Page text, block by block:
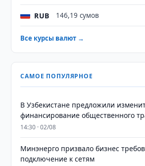
RUB 146,19 сумов
Все курсы валют →
САМОЕ ПОПУЛЯРНОЕ
В Узбекистане предложили
финансирование общественного
14:30 · 02/08
Минэнерго призвало бизнес
подключение к сетям